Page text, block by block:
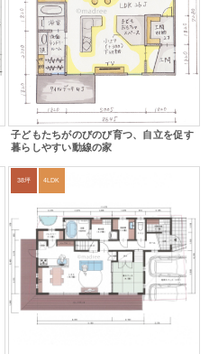
子どもたちがのびのび育つ、自立を促す
暮らしやすい動線の家
38坪 4LDK